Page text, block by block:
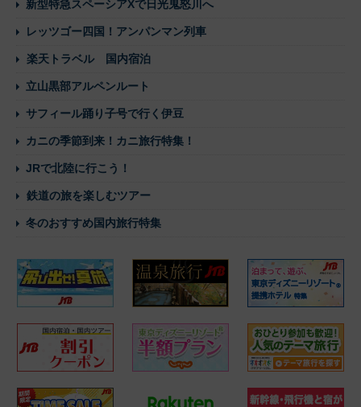
新型特急スペーシアXで日光鬼怒川へ
レッツゴー四国！アンパンマン列車
楽天トラベル 国内宿泊
立山黒部アルペンルート
サフィール踊り子号で行く伊豆
カニの季節到来！カニ旅行特集！
JRで北陸に行こう！
鉄道の旅を楽しむツアー
冬のおすすめ国内旅行特集